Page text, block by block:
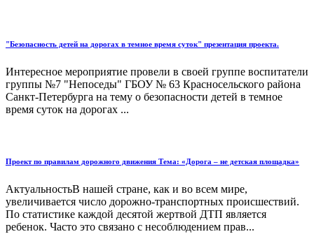
"Безопасность детей на дорогах в темное время суток" презентация проекта.
Интересное мероприятие провели в своей группе воспитатели
группы №7 "Непоседы" ГБОУ № 63 Красносельского района
Санкт-Петербурга на тему о безопасности детей в темное
время суток на дорогах ...
Проект по правилам дорожного движения Тема: «Дорога – не детская площадка»
АктуальностьВ нашей стране, как и во всем мире,
увеличивается число дорожно-транспортных происшествий.
По статистике каждой десятой жертвой ДТП является
ребенок. Часто это связано с несоблюдением прав...